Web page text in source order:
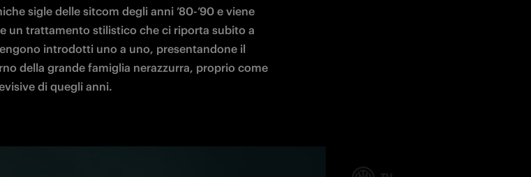
sigle delle sitcom degli anni ’80-’90 e viene
un trattamento stilistico che ci riporta subito a
introdotti uno a uno, presentandone il
della grande famiglia nerazzurra, proprio come
di quegli anni.